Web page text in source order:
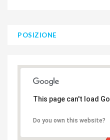
POSIZIONE
This page can't load
Do you own this website?